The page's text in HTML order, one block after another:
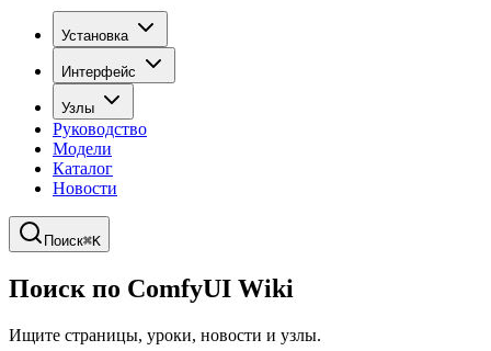
Установка
Интерфейс
Узлы
Руководство
Модели
Каталог
Новости
Поиск⌘K
Поиск по ComfyUI Wiki
Ищите страницы, уроки, новости и узлы.